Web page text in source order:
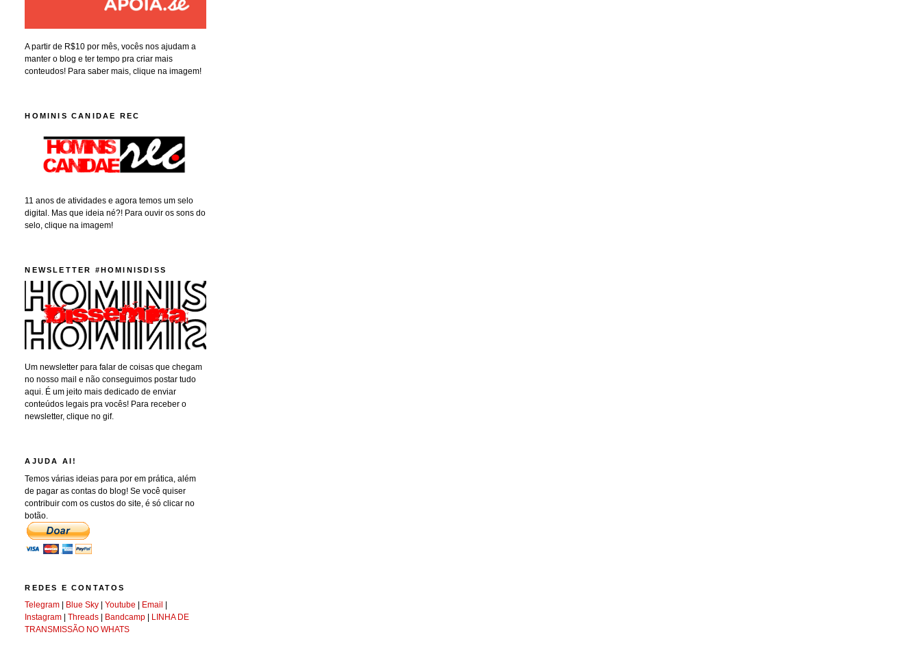
A partir de R$10 por mês, vocês nos ajudam a
manter o blog e ter tempo pra criar mais
conteudos! Para saber mais, clique na imagem!
HOMINIS CANIDAE REC
11 anos de atividades e agora temos um selo
digital. Mas que ideia né?! Para ouvir os sons do
selo, clique na imagem!
NEWSLETTER #HOMINISDISS
Um newsletter para falar de coisas que chegam
no nosso mail e não conseguimos postar tudo
aqui. É um jeito mais dedicado de enviar
conteúdos legais pra vocês! Para receber o
newsletter, clique no gif.
AJUDA AI!
Temos várias ideias para por em prática, além
de pagar as contas do blog! Se você quiser
contribuir com os custos do site, é só clicar no
botão.
REDES E CONTATOS
Telegram | Blue Sky |Youtube | Email |
Instagram |Threads | Bandcamp | LINHA DE
TRANSMISSÃO NO WHATS